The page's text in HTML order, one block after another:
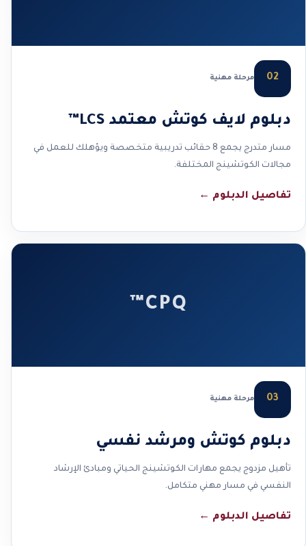
02 مرحلة مهنية
دبلوم لايف كوتش معتمد LCS™
مسار متدرج يجمع 8 حقائب تدريبية متخصصة ويؤهلك للعمل في
مجالات الكوتشينج المختلفة.
تفاصيل الدبلوم ←
CPQ™
03 مرحلة مهنية
دبلوم كوتش ومرشد نفسي
تأهيل مزدوج يجمع مهارات الكوتشينج الحياتي ومبادئ الإرشاد
النفسي في مسار مهني متكامل.
تفاصيل الدبلوم ←